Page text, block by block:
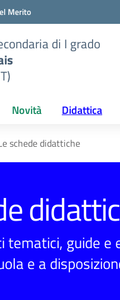
Merito
di I grado
Novità Didattica
schede didattiche
tematici, guide e
e a